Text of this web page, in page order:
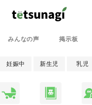
みんなの声 掲示板
妊娠中 新生児 乳児